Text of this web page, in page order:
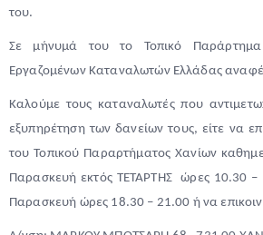
του.
Σε μήνυμά του το Τοπικό
Εργαζομένων Καταναλωτών Ελλάδας
Καλούμε τους καταναλωτές που
εξυπηρέτηση των δανείων τους, είτε να
του Τοπικού Παραρτήματος Χανίων
Παρασκευή εκτός ΤΕΤΑΡΤΗΣ ώρες 10.30 –
Παρασκευή ώρες 18.30 – 21.00 ή να